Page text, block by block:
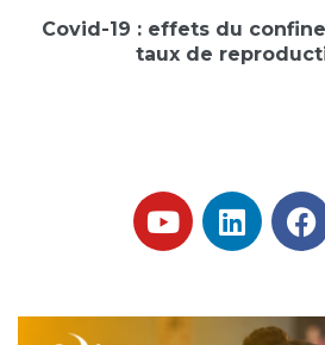
Covid-19 : effets du
taux de